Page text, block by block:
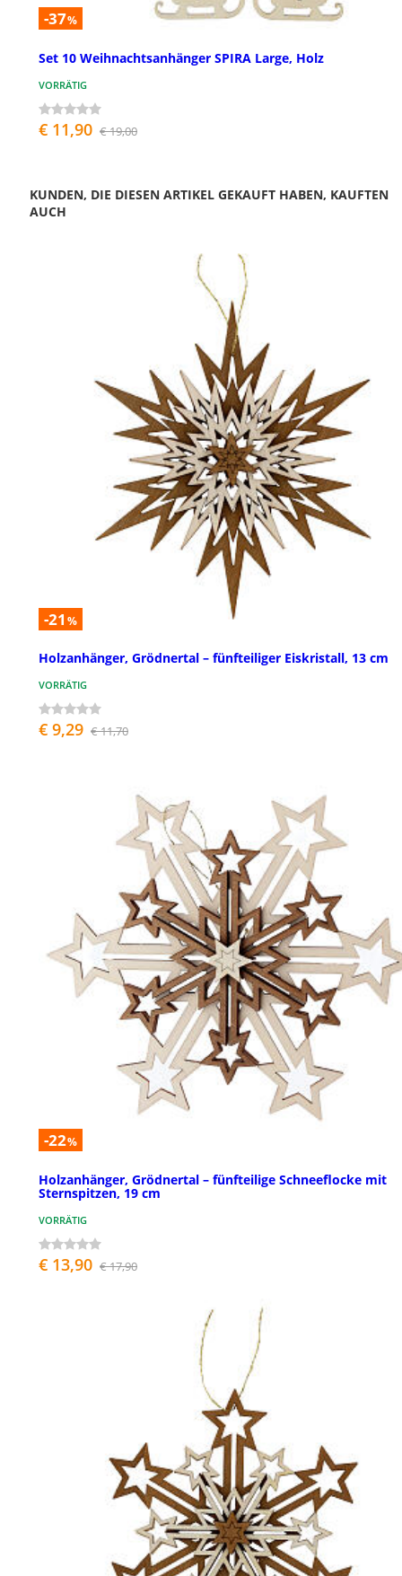
-37%
Set 10 Weihnachtsanhänger SPIRA Large, Holz
VORRÄTIG
€ 11,90 € 19,00
KUNDEN, DIE DIESEN ARTIKEL GEKAUFT HABEN, KAUFTEN
AUCH
-21 %
Holzanhänger, Grödnertal – fünfteiliger Eiskristall, 13 cm
VORRÄTIG
€ 9,29 € 11,70
-22%
Holzanhänger, Grödnertal – fünfteilige Schneeflocke mit
Sternspitzen, 19 cm
VORRÄTIG
€ 13,90 € 17,90